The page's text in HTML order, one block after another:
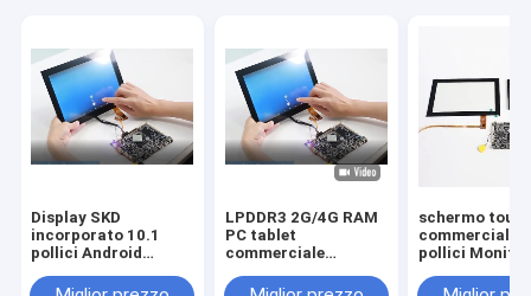
Display SKD
incorporato 10.1
pollici Android
Industrial Monitor
LPDDR3 2G/4G RAM
PC tablet
commerciale
capacità di
schermo
commerciale
pollici Monitor
Digital